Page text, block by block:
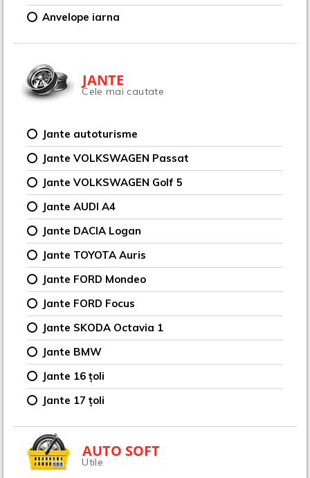
Anvelope iarna
JANTE
Cele mai cautate
Jante autoturisme
Jante VOLKSWAGEN Passat
Jante VOLKSWAGEN Golf 5
Jante AUDI A4
Jante DACIA Logan
Jante TOYOTA Auris
Jante FORD Mondeo
Jante FORD Focus
Jante SKODA Octavia 1
Jante BMW
Jante 16 țoli
Jante 17 țoli
AUTO SOFT
Utile